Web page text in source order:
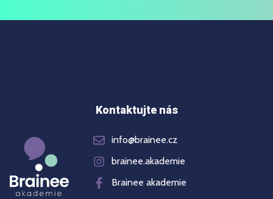
Kontaktujte nás
info@brainee.cz
brainee.akademie
Brainee akademie